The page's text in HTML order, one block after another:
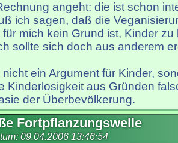
angeht: die ist schon
ich sagen, daß die
mich kein Grund ist, Kinder zu
sollte sich doch aus anderem
ein Argument für Kinder,
Kinderlosigkeit aus Gründen
der Überbevölkerung.
Fortpflanzungswelle
09.04.2006 13:46:54